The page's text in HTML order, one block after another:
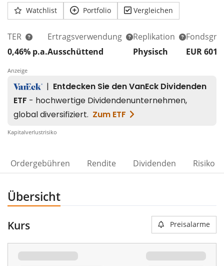
Watchlist Portfolio Vergleichen
TER
0,46% p.a.
Ertragsverwendung
Ausschüttend
Replikation
Physisch
EUR 601
Anzeige
Kapitalverlustrisiko
Ordergebühren Rendite Dividenden Risiko
Übersicht
Kurs Preisalarme